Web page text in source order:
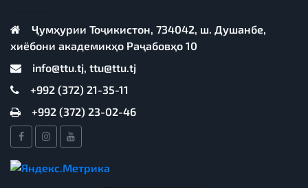
Ҷумҳурии Тоҷикистон, 734042, ш. Душанбе,
хиёбони академикҳо Раҷабовҳо 10
info@ttu.tj, ttu@ttu.tj
+992 (372) 21-35-11
+992 (372) 23-02-46